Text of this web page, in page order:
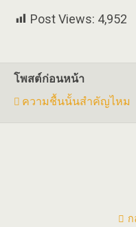
Post Views: 4,952
โพสต์ก่อนหน้า
ความชื้นนั้นสำคัญไหม